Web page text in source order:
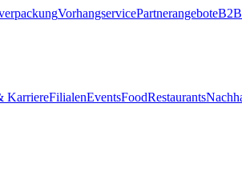
VorhangservicePartnerangebote
KarriereFilialenEventsFoodRestaurants